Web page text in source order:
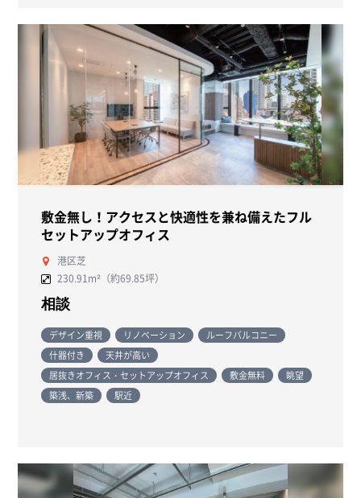
敷金無し！アクセスと快適性を兼ね備えたフル
セットアップオフィス
港区芝
230.91m²（約69.85坪）
相談
デザイン重視 リノベーション
ルーフバルコニー
什器付き
天井が高い
居抜きオフィス・セットアップオフィス
敷金無料
眺望
築浅、新築
駅近